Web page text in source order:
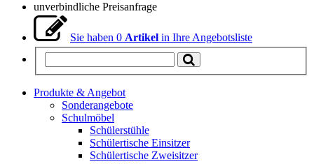
unverbindliche Preisanfrage
Sie haben 0 Artikel in Ihre Angebotsliste
Produkte & Angebot
Sonderangebote
Schulmöbel
Schülerstühle
Schülertische Einsitzer
Schülertische Zweisitzer